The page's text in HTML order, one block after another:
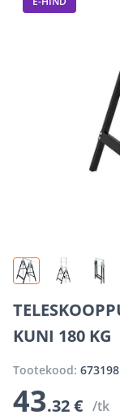
KUNI 180 KG
Tootekood: 673198
43.32 € /tk